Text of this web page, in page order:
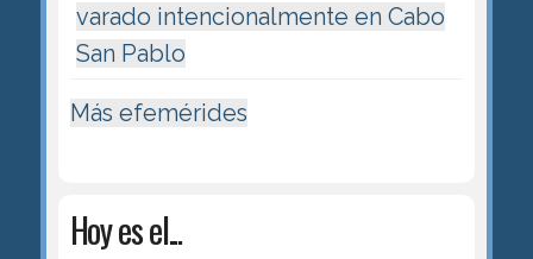
varado intencionalmente en Cabo
San Pablo
Más efemérides
Hoy es el...